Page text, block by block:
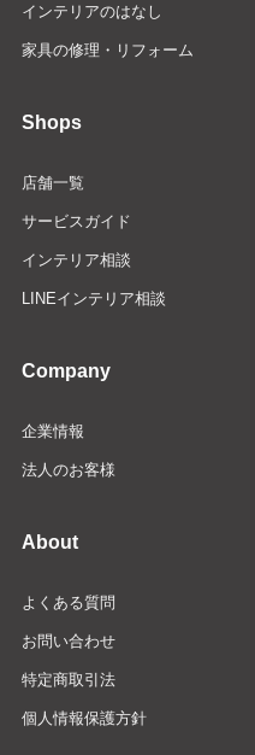
インテリアのはなし
家具の修理・リフォーム
Shops
店舗一覧
サービスガイド
インテリア相談
LINEインテリア相談
Company
企業情報
法人のお客様
About
よくある質問
お問い合わせ
特定商取引法
個人情報保護方針